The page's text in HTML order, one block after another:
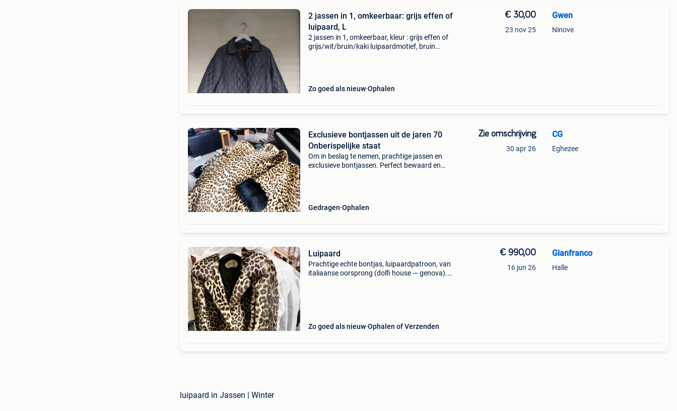
2 jassen in 1, omkeerbaar: grijs effen of
luipaard, L
2 jassen in 1, omkeerbaar, kleur : grijs effen of
grijs/wit/bruin/kaki luipaardmotief, bruin
Zo goed als nieuw Ophalen
€ 30,00
23 nov 25
Gwen
Ninove
Exclusieve bontjassen uit de jaren 70
Onberispelijke staat
Om in beslag te nemen, prachtige jassen en
exclusieve bontjassen. Perfect bewaard en
Gedragen Ophalen
Zie omschrijving
30 apr 26
CG
Eghezee
Luipaard
Prachtige echte bontjas, luipaardpatroon, van
italiaanse oorsprong (dolfi house — genova).
Zo goed als nieuw Ophalen of Verzenden
€ 990,00
16 jun 26
Gianfranco
Halle
luipaard in Jassen | Winter